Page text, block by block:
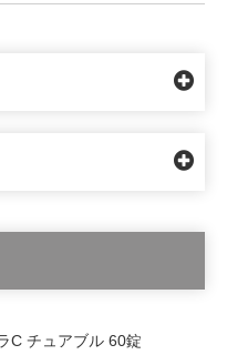
C チュアブル 60錠